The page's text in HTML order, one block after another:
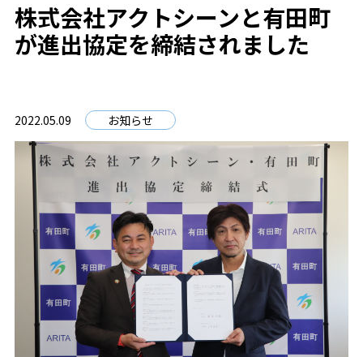
株式会社アクトシーンと有田町
が進出協定を締結されました
2022.05.09 お知らせ